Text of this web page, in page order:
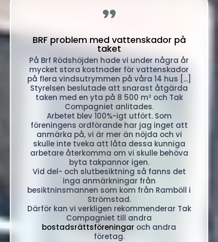
"
BRF problem med vattenskador på
taket
På Brf Rödshöjden hade vi under några år
mycket stora kostnader för vattenskador
på flera vindsutrymmen på våra 14 hus [...]
Styrelsen beslutade att snarast åtgärda
taken med en yta på 8 500 m² och Tak
Compagniet anlitades.
Arbetet blev 100%-igt utfört. Som
föreningens ordförande har jag inget att
anmärka på, vi är mer än nöjda och vi
skulle inte tveka att låta dessa kunniga
arbetare återkomma om vi skulle behöva
byta takpannor igen.
Vid del- och slutbesiktning så fanns det
inga anmärkningar från
besiktninsmannen som kom från Ramböll i
Strömstad.
Därför kan vi verkligen rekommenderar Tak
Compagniet till andra
bostadsrättsföreningar och andra
företag.